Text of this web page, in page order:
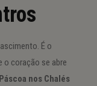
É o
o coração se abre
Páscoa nos Chalés